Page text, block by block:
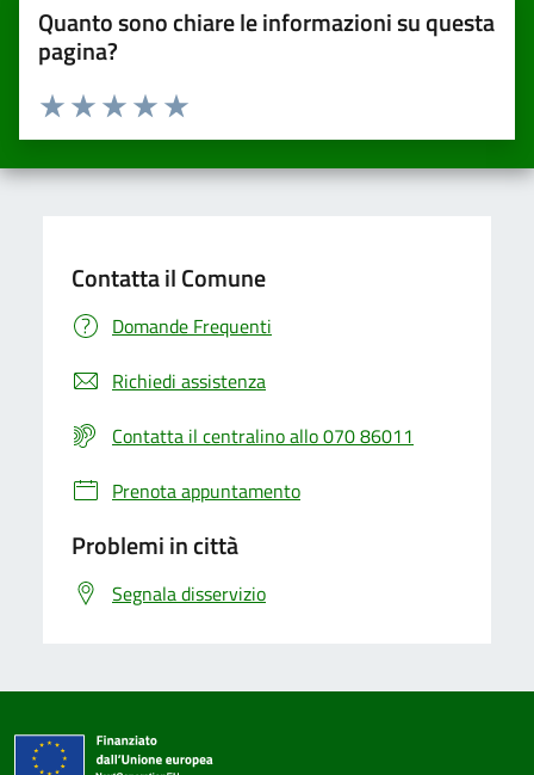
Quanto sono chiare le informazioni su questa
pagina?
Valuta da 1 a 5 stelle la pagina
Valuta 5 stelle su 5
Valuta 4 stelle su 5
Valuta 3 stelle su 5
Valuta 2 stelle su 5
Valuta una stella su 5
Contatta il Comune
Domande Frequenti
Richiedi assistenza
Contatta il centralino allo 070 86011
Prenota appuntamento
Problemi in città
Segnala disservizio